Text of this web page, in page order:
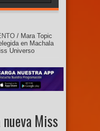
/ Mara Topic
en Machala
Universo
Miss